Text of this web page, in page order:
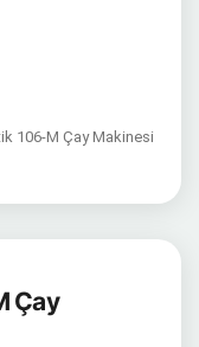
106-M Çay Makinesi
Çay